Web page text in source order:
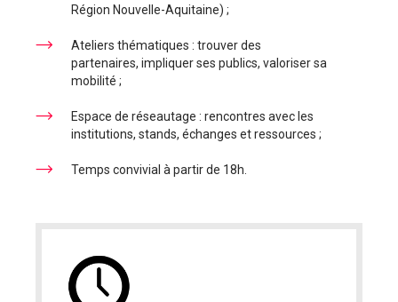
Région Nouvelle-Aquitaine) ;
Ateliers thématiques : trouver des
partenaires, impliquer ses publics, valoriser sa
mobilité ;
Espace de réseautage : rencontres avec les
institutions, stands, échanges et ressources ;
Temps convivial à partir de 18h.